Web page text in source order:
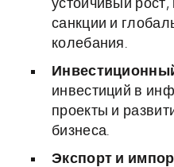
устойчивый
санкции и
колебания.
инвестиций в
проекты и
бизнеса.
Экспорт и